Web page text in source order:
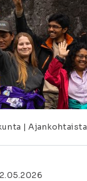
| Ajankohtaista